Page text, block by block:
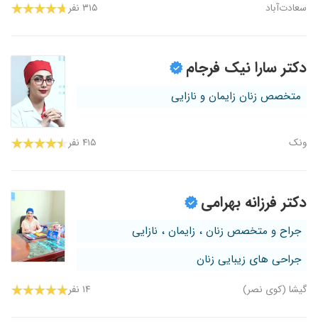
سعادت‌آباد ۳۱۵ نفر
دکتر سارا نیک فرجام
متخصص زنان زایمان و نازایی
ونک ۴۱۵ نفر
دکتر فرزانه بهرامی
جراح و متخصص زنان ، زایمان ، نازایی
جراحی های زیبایی زنان
گیشا (کوی نصر) ۱۴ نفر